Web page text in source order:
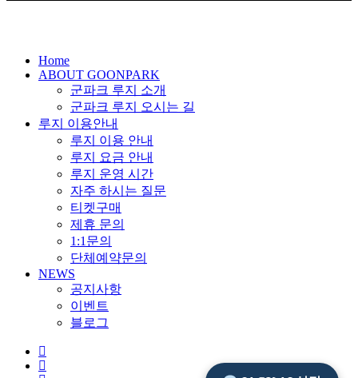
Close
Menu
Home
ABOUT GOONPARK
군파크 루지 소개
군파크 루지 오시는 길
루지 이용안내
루지 이용 안내
루지 요금 안내
루지 운영 시간
자주 하시는 질문
티켓구매
제휴 문의
1:1문의
단체예약문의
NEWS
공지사항
이벤트
블로그